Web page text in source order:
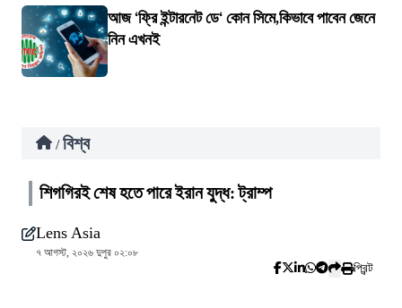
আজ ‘ফ্রি ইন্টারনেট ডে‘ কোন সিমে,কিভাবে পাবেন জেনে
নিন এখনই
/ বিশ্ব
শিগগিরই শেষ হতে পারে ইরান যুদ্ধ: ট্রাম্প
Lens Asia
৭ আগস্ট, ২০২৬ দুপুর ০২:০৮
প্রিন্ট